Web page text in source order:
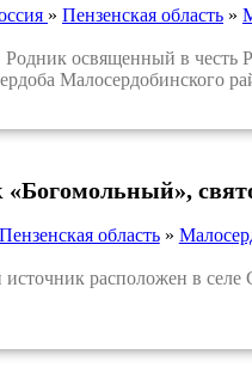
» Пензенская область »
освященный в честь
Малосердобинского
«Богомольный»,
Пензенская область»
расположен в селе